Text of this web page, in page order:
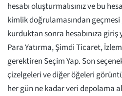
hesabı oluşturmalısınız ve bu
kimlik doğrulamasından
kurduktan sonra hesabınıza giriş
Para Yatırma, Şimdi Ticaret,
gerektiren Seçim Yap. Son
çizelgeleri ve diğer öğeleri
her gün ne kadar veri depolama